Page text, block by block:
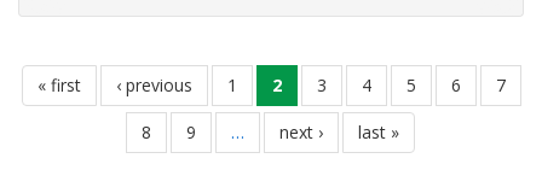
Pagination
first
page
« first
previous
page
‹ previous page
1
current
page
2 page
3 page
4 page
5 page
6 page
7
page
8 page
9 …
next
page
next ›
last
page
last »